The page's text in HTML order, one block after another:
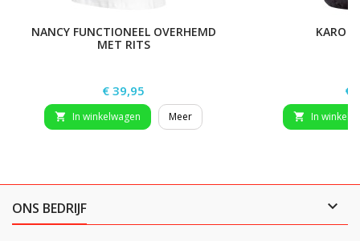
NANCY FUNCTIONEEL OVERHEMD
MET RITS
Prijs
€ 39,95
 In winkelwagen Meer
KARO
€
 In
ONS BEDRIJF 